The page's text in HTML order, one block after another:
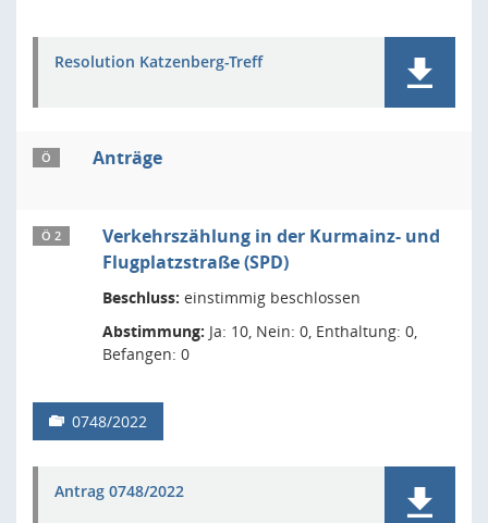
Resolution Katzenberg-Treff
Ö Anträge
Ö 2
Verkehrszählung in der Kurmainz- und
Flugplatzstraße (SPD)
Beschluss: einstimmig beschlossen
Abstimmung: Ja: 10, Nein: 0, Enthaltung: 0,
Befangen: 0
0748/2022
Antrag 0748/2022